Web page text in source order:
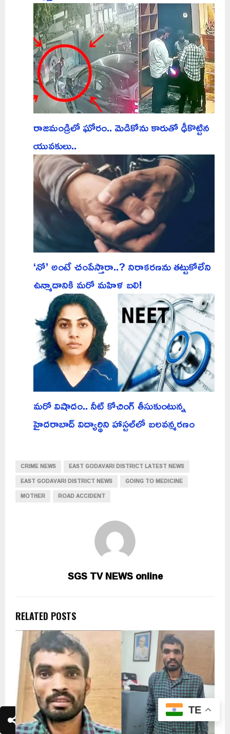
రాజమండ్రిలో ఘోరం.. మెడికోను కారుతో ఢీకొట్టిన
యువకులు..
‘నో’ అంటే చంపేస్తారా..? నిరాకరణను తట్టుకోలేని
ఉన్మాదానికి మరో మహిళ బలి!
మరో విషాదం.. నీట్ కోచింగ్ తీసుకుంటున్న
హైదరాబాద్ విద్యార్థిని హాస్టల్‌లో బలవన్మరణం
CRIME NEWS
EAST GODAVARI DISTRICT LATEST NEWS
EAST GODAVARI DISTRICT NEWS
GOING TO MEDICINE
MOTHER
ROAD ACCIDENT
SGS TV NEWS online
RELATED POSTS
TE